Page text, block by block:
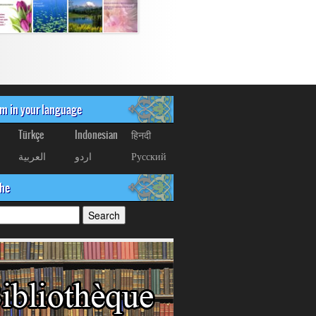
in your language
Türkçe Indonesian
हिनदी
العربیة
اردو Русский